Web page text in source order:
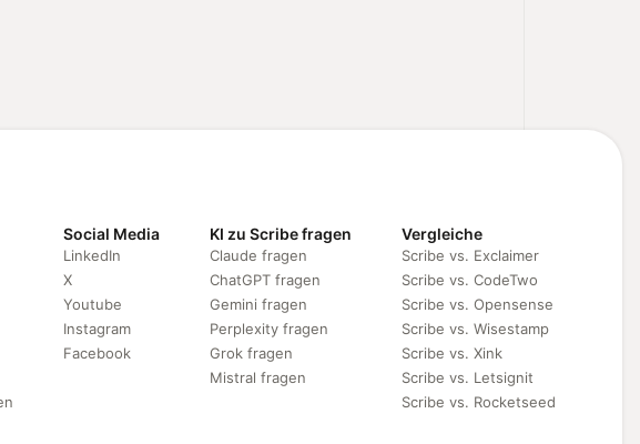
Social Media
LinkedIn
X
Youtube
Instagram
Facebook
KI zu Scribe fragen
Claude fragen
ChatGPT fragen
Gemini fragen
Perplexity fragen
Grok fragen
Mistral fragen
Vergleiche
Scribe vs. Exclaimer
Scribe vs. CodeTwo
Scribe vs. Opensense
Scribe vs. Wisestamp
Scribe vs. Xink
Scribe vs. Letsignit
Scribe vs. Rocketseed